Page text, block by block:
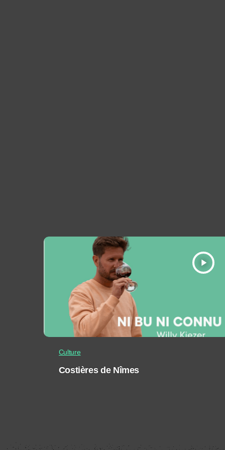
play_arrow
Culture
Costières de Nîmes